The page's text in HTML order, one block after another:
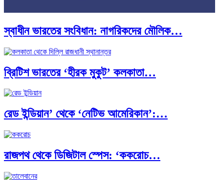
স্বাধীন ভারতের সংবিধান: নাগরিকদের মৌলিক…
ব্রিটিশ ভারতের ‘হীরক মুকুট’ কলকাতা…
রেড ইন্ডিয়ান’ থেকে ‘নেটিভ আমেরিকান’:…
রাজপথ থেকে ডিজিটাল স্পেস: ‘ককরোচ…